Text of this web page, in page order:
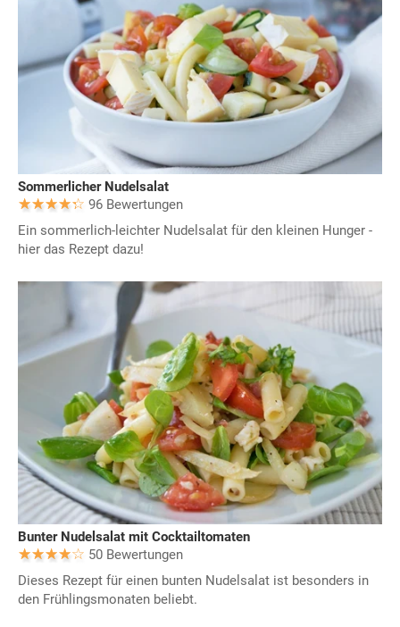
Sommerlicher Nudelsalat
96 Bewertungen
Ein sommerlich-leichter Nudelsalat für den kleinen Hunger -
hier das Rezept dazu!
Bunter Nudelsalat mit Cocktailtomaten
50 Bewertungen
Dieses Rezept für einen bunten Nudelsalat ist besonders in
den Frühlingsmonaten beliebt.